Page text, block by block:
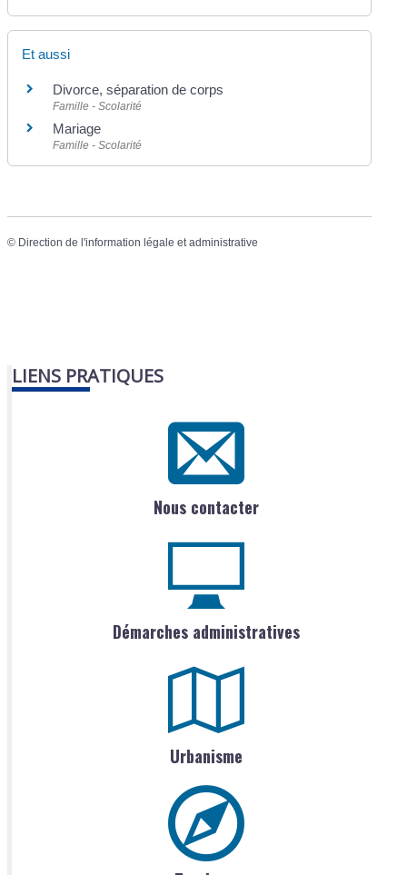
Et aussi
Divorce, séparation de corps
Famille - Scolarité
Mariage
Famille - Scolarité
© Direction de l'information légale et administrative
LIENS PRATIQUES
Nous contacter
Démarches administratives
Urbanisme